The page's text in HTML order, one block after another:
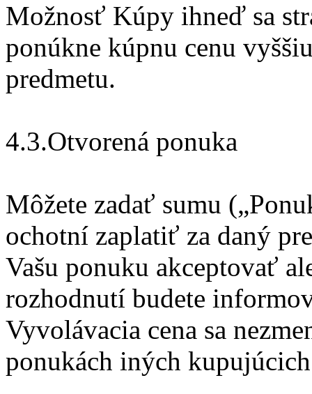
Možnosť Kúpy ihneď sa
ponúkne kúpnu cenu
predmetu.
4.3.Otvorená ponuka
Môžete zadať sumu
ochotní zaplatiť za daný
Vašu ponuku akceptovať
rozhodnutí budete
Vyvolávacia cena sa
ponukách iných